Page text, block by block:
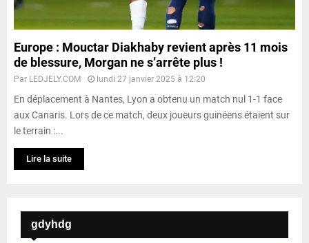
Europe : Mouctar Diakhaby revient après 11 mois
de blessure, Morgan ne s’arrête plus !
Par LEDJELY.COM lundi 27 janvier 2025 à 12:20
En déplacement à Nantes, Lyon a obtenu un match nul 1-1 face
aux Canaris. Lors de ce match, deux joueurs guinéens étaient sur
le terrain :...
Lire la suite
gdyhdg